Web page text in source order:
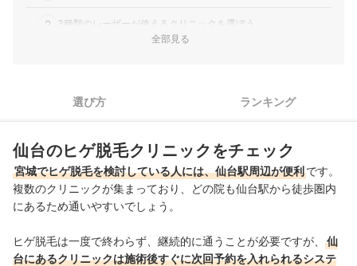
2 3種類のレーザーが使えるクリニックを選ぼう
WEB予約＆キャンセル待ち通知機能があるとより一層通いやす
仙台のヒゲ脱毛ができる医療脱毛クリニック全7選おすすめ人気ランキ
ング
仙台のヒゲ脱毛ができる人気医療脱毛クリニックを徹底比較！
2：レーザーの種類数
全部見る
選び方 ランキング
仙台のヒゲ脱毛クリニックをチェック
宮城でヒゲ脱毛を検討している人には、仙台駅周辺が便利です。
複数のクリニックが集まっており、どの院も仙台駅から徒歩圏内
にあるため通いやすいでしょう。
ヒゲ脱毛は一度で終わらず、継続的に通うことが必要ですが、
仙
台にあるクリニックは施術後すぐに次回予約を入れられるシステ